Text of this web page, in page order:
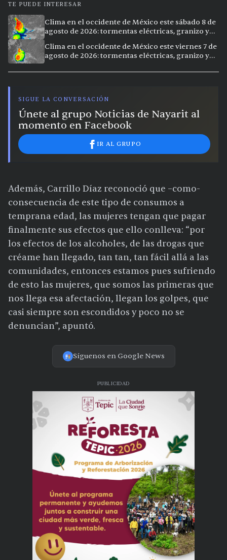
TE PUEDE INTERESAR
Clima en el occidente de México este sábado 8 de
agosto de 2026: tormentas eléctricas, granizo y
Clima en el occidente de México este viernes 7 de
agosto de 2026: tormentas eléctricas, granizo y
SIGUE LA CONVERSACIÓN
Únete al grupo Noticias de Nayarit al
momento en Facebook
IR AL GRUPO
Además, Carrillo Díaz reconoció que –como-
consecuencia de este tipo de consumos a
temprana edad, las mujeres tengan que pagar
finalmente sus efectos que ello conlleva: “por
los efectos de los alcoholes, de las drogas que
créame han llegado, tan tan, tan fácil allá a las
comunidades, entonces estamos pues sufriendo
de esto las mujeres, que somos las primeras que
nos llega esa afectación, llegan los golpes, que
casi siempre son escondidos y poco no se
denuncian”, apuntó.
Síguenos en Google News
PUBLICIDAD